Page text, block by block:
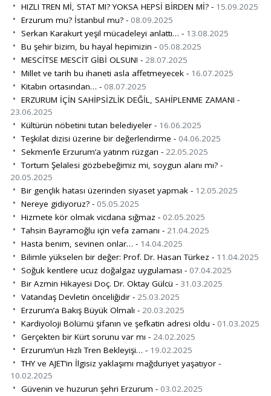
HIZLI TREN Mİ, STAT MI? YOKSA HEPSİ BİRDEN Mİ? - 15.09.2025
Erzurum mu? İstanbul mu? - 08.09.2025
Serkan Karakurt yeşil mücadeleyi anlattı… - 13.08.2025
Bu şehir bizim, bu hayal hepimizin - 05.08.2025
MESCİTSE MESCİT GİBİ OLSUN! - 28.07.2025
Millet ve tarih bu ihaneti asla affetmeyecek - 16.07.2025
Kitabın ortasından… - 08.07.2025
ERZURUM İÇİN SAHİPSİZLİK DEĞİL, SAHİPLENME ZAMANI -
23.06.2025
Kültürün nöbetini tutan belediyeler - 16.06.2025
Teşkilat dizisi üzerine bir değerlendirme - 04.06.2025
Sekmen’le Erzurum’a yatırım rüzgarı - 22.05.2025
Tortum Şelalesi gözbebeğimiz mi, soygun alanı mı? -
20.05.2025
Bir gençlik hatası üzerinden siyaset yapmak - 12.05.2025
Nereye gidiyoruz? - 05.05.2025
Hizmete kör olmak vicdana sığmaz - 02.05.2025
Tahsin Bayramoğlu için vefa zamanı - 21.04.2025
Hasta benim, sevinen onlar… - 14.04.2025
Bilimle yükselen bir değer: Prof. Dr. Hasan Türkez - 11.04.2025
Soğuk kentlere ucuz doğalgaz uygulaması - 07.04.2025
Bir Azmin Hikayesi Doç. Dr. Oktay Gülcü - 31.03.2025
Vatandaş Devletin önceliğidir - 25.03.2025
Erzurum’a Bakış Büyük Olmalı - 20.03.2025
Kardiyoloji Bölümü şifanın ve şefkatin adresi oldu - 01.03.2025
Gerçekten bir Kürt sorunu var mı - 24.02.2025
Erzurum’un Hızlı Tren Bekleyişi… - 19.02.2025
THY ve AJET’in İlgisiz yaklaşımı mağduriyet yaşatıyor -
10.02.2025
Güvenin ve huzurun şehri Erzurum - 03.02.2025